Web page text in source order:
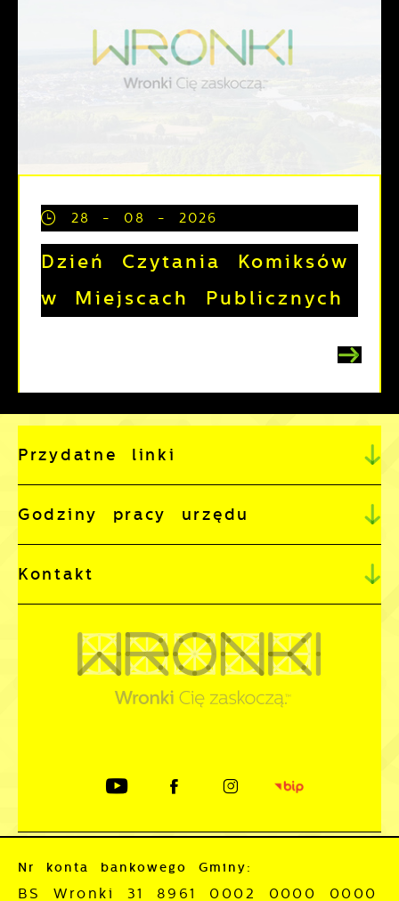
28 - 08 - 2026
Dzień Czytania Komiksów
w Miejscach Publicznych
Przydatne linki
Godziny pracy urzędu
Kontakt
Nr konta bankowego Gminy:
BS Wronki 31 8961 0002 0000 0000